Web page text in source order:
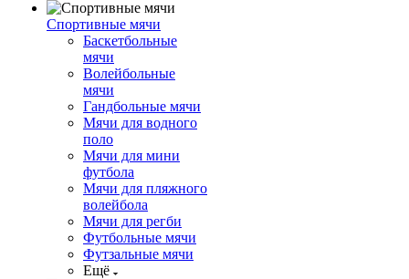
Спортивные мячи
Баскетбольные
мячи
Волейбольные
мячи
Гандбольные мячи
Мячи для водного
поло
Мячи для мини
футбола
Мячи для пляжного
волейбола
Мячи для регби
Футбольные мячи
Футзальные мячи
Ещё